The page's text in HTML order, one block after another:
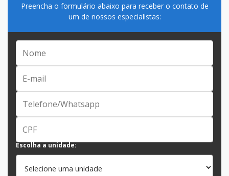
Preencha o formulário abaixo para receber o contato de
um de nossos especialistas:
Escolha a unidade: